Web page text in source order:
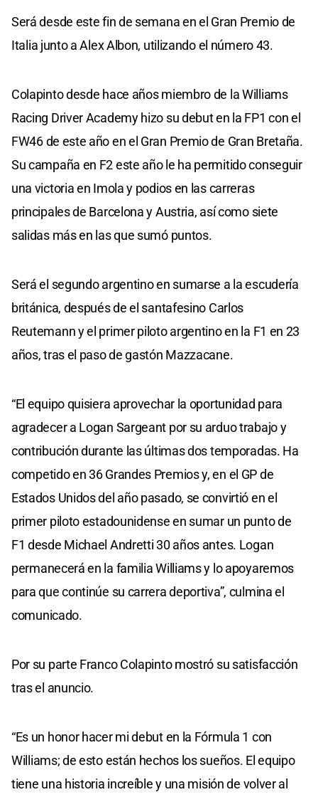
Será desde este fin de semana en el Gran Premio de
Italia junto a Alex Albon, utilizando el número 43.
Colapinto desde hace años miembro de la Williams
Racing Driver Academy hizo su debut en la FP1 con el
FW46 de este año en el Gran Premio de Gran Bretaña.
Su campaña en F2 este año le ha permitido conseguir
una victoria en Imola y podios en las carreras
principales de Barcelona y Austria, así como siete
salidas más en las que sumó puntos.
Será el segundo argentino en sumarse a la escudería
británica, después de el santafesino Carlos
Reutemann y el primer piloto argentino en la F1 en 23
años, tras el paso de gastón Mazzacane.
“El equipo quisiera aprovechar la oportunidad para
agradecer a Logan Sargeant por su arduo trabajo y
contribución durante las últimas dos temporadas. Ha
competido en 36 Grandes Premios y, en el GP de
Estados Unidos del año pasado, se convirtió en el
primer piloto estadounidense en sumar un punto de
F1 desde Michael Andretti 30 años antes. Logan
permanecerá en la familia Williams y lo apoyaremos
para que continúe su carrera deportiva”, culmina el
comunicado.
Por su parte Franco Colapinto mostró su satisfacción
tras el anuncio.
“Es un honor hacer mi debut en la Fórmula 1 con
Williams; de esto están hechos los sueños. El equipo
tiene una historia increíble y una misión de volver al